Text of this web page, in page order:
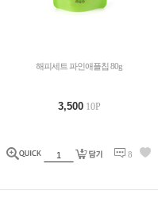
해피세트 파인애플칩 80g
3,500 10P
8